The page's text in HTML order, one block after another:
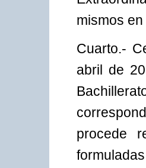
mismos
Cuarto.-
abril de
procede